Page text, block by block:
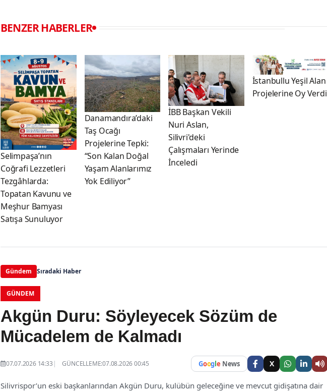
BENZER HABERLER
Selimpaşa’nın
Coğrafi Lezzetleri
Tezgâhlarda:
Topatan Kavunu ve
Meşhur Bamyası
Satışa Sunuluyor
Danamandıra’daki
Taş Ocağı
Projelerine Tepki:
“Son Kalan Doğal
Yaşam Alanlarımız
Yok Ediliyor”
İBB Başkan Vekili
Nuri Aslan,
Silivri'deki
Çalışmaları Yerinde
İnceledi
İstanbullu Yeşil Alan
Projelerine Oy Verdi
Gündem Sıradaki Haber
GÜNDEM
Akgün Duru: Söyleyecek Sözüm de
Mücadelem de Kalmadı
07.07.2026 14:33 GÜNCELLEME:07.08.2026 00:45 Google News X
Silivrispor’un eski başkanlarından Akgün Duru, kulübün geleceğine ve mevcut gidişatına dair